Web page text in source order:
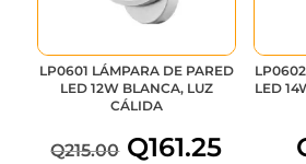
LP0601 LÁMPARA DE PARED
LED 12W BLANCA, LUZ
CÁLIDA
Q215.00 Q161.25
LED